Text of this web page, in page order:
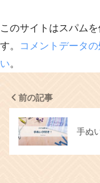
このサイトはスパム
す。
コメントデータ
い。
前の記事
手ぬ